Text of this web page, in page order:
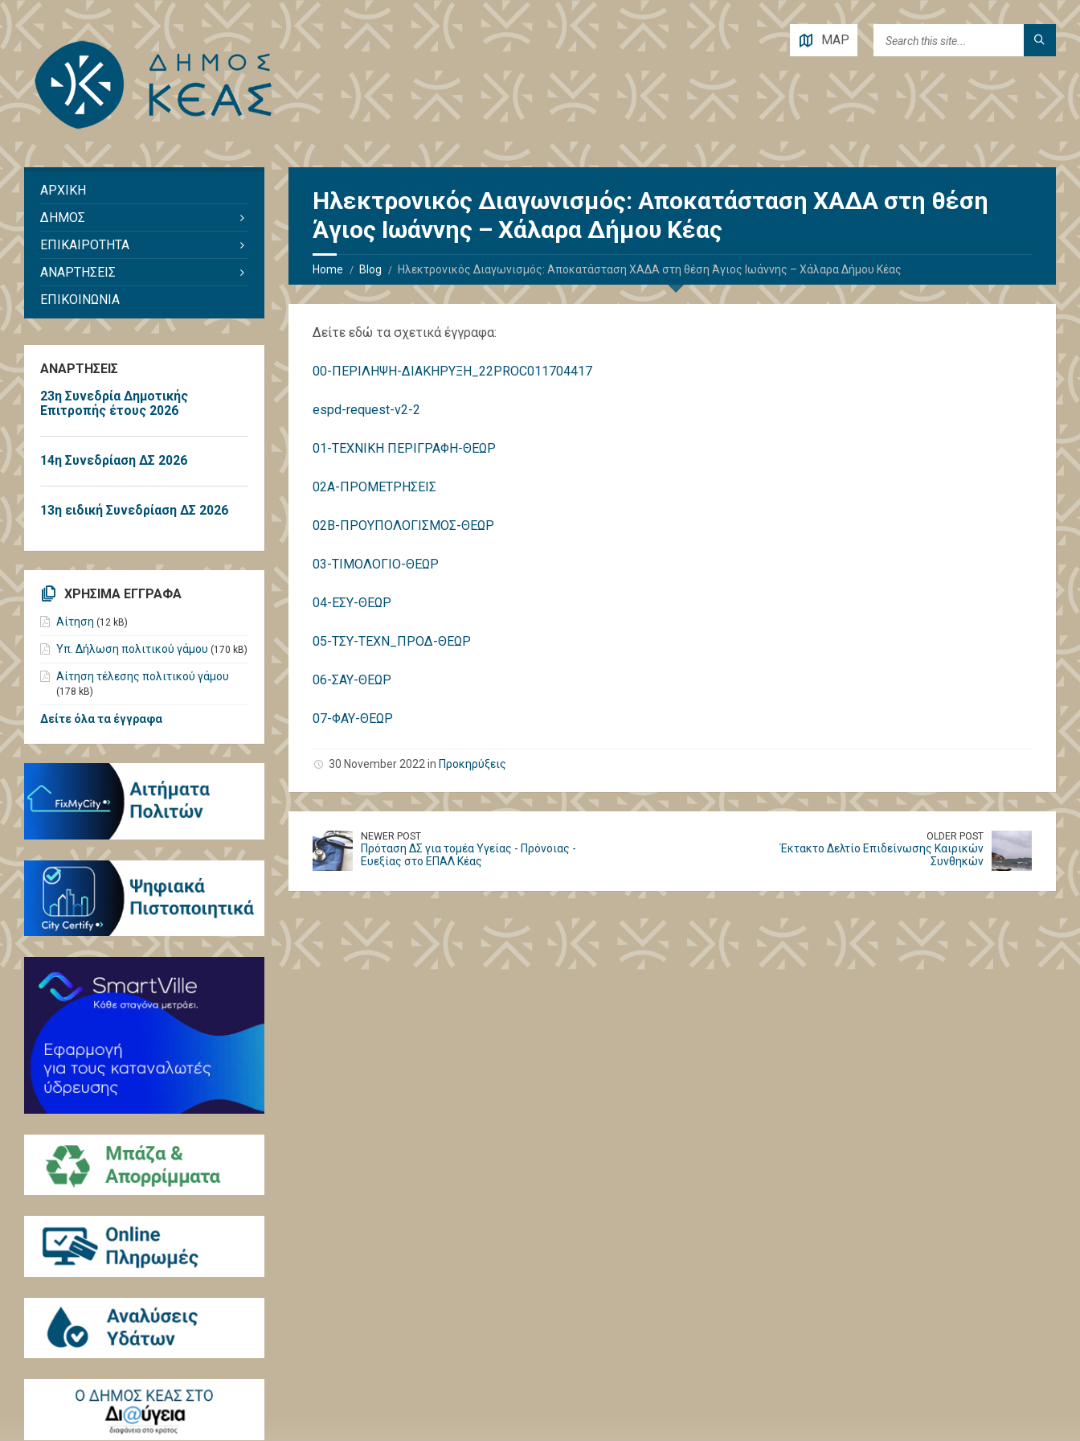
MAP
Ηλεκτρονικός Διαγωνισμός: Αποκατάσταση ΧΑΔΑ στη θέση
Άγιος Ιωάννης – Χάλαρα Δήμου Κέας
Home Blog Ηλεκτρονικός Διαγωνισμός: Αποκατάσταση ΧΑΔΑ στη θέση Άγιος Ιωάννης – Χάλαρα Δήμου Κέας
Δείτε εδώ τα σχετικά έγγραφα:
00-ΠΕΡΙΛΗΨΗ-ΔΙΑΚΗΡΥΞΗ_22PROC011704417
espd-request-v2-2
01-ΤΕΧΝΙΚΗ ΠΕΡΙΓΡΑΦΗ-ΘΕΩΡ
02Α-ΠΡΟΜΕΤΡΗΣΕΙΣ
02Β-ΠΡΟΥΠΟΛΟΓΙΣΜΟΣ-ΘΕΩΡ
03-ΤΙΜΟΛΟΓΙΟ-ΘΕΩΡ
04-ΕΣΥ-ΘΕΩΡ
05-ΤΣΥ-ΤΕΧΝ_ΠΡΟΔ-ΘΕΩΡ
06-ΣΑΥ-ΘΕΩΡ
07-ΦΑΥ-ΘΕΩΡ
30 November 2022 in Προκηρύξεις
NEWER POST
Πρόταση ΔΣ για τομέα Υγείας - Πρόνοιας -
Ευεξίας στο ΕΠΑΛ Κέας
OLDER POST
Έκτακτο Δελτίο Επιδείνωσης Καιρικών
Συνθηκών
ΑΡΧΙΚΗ
ΔΗΜΟΣ
ΕΠΙΚΑΙΡΟΤΗΤΑ
ΑΝΑΡΤΗΣΕΙΣ
ΕΠΙΚΟΙΝΩΝΙΑ
ΑΝΑΡΤΗΣΕΙΣ
23η Συνεδρία Δημοτικής
Επιτροπής έτους 2026
14η Συνεδρίαση ΔΣ 2026
13η ειδική Συνεδρίαση ΔΣ 2026
ΧΡΗΣΙΜΑ ΕΓΓΡΑΦΑ
Αίτηση (12 kB)
Υπ. Δήλωση πολιτικού γάμου (170 kB)
Αίτηση τέλεσης πολιτικού γάμου
(178 kB)
Δείτε όλα τα έγγραφα